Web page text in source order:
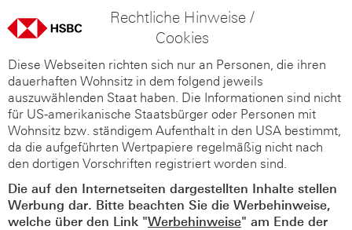
Rechtliche Hinweise /
Cookies
Diese Webseiten richten sich nur an Personen, die ihren
dauerhaften Wohnsitz in dem folgend jeweils
auszuwählenden Staat haben. Die Informationen sind nicht
für US-amerikanische Staatsbürger oder Personen mit
Wohnsitz bzw. ständigem Aufenthalt in den USA bestimmt,
da die aufgeführten Wertpapiere regelmäßig nicht nach
den dortigen Vorschriften registriert worden sind.
Die auf den Internetseiten dargestellten Inhalte stellen
Werbung dar. Bitte beachten Sie die Werbehinweise,
welche über den Link "Werbehinweise" am Ende der